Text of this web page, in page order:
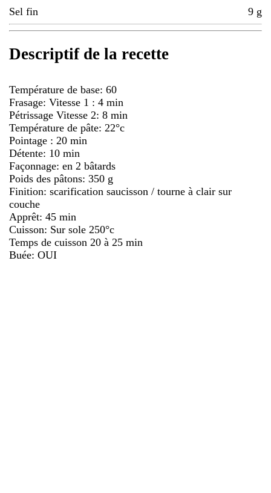
Sel fin 9 g
Descriptif de la recette
Température de base: 60
Frasage: Vitesse 1 : 4 min
Pétrissage Vitesse 2: 8 min
Température de pâte: 22°c
Pointage : 20 min
Détente: 10 min
Façonnage: en 2 bâtards
Poids des pâtons: 350 g
Finition: scarification saucisson / tourne à clair sur
couche
Apprêt: 45 min
Cuisson: Sur sole 250°c
Temps de cuisson 20 à 25 min
Buée: OUI